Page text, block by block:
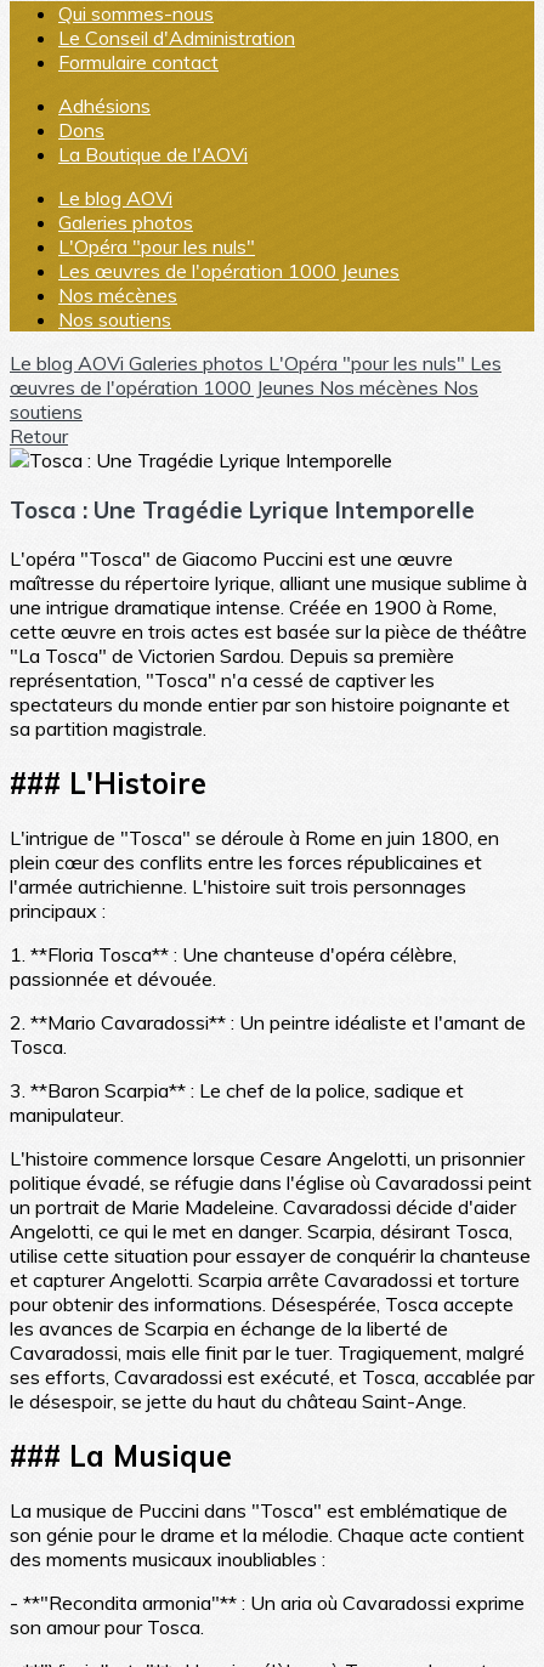
Qui sommes-nous
Le Conseil d'Administration
Formulaire contact
Adhésions
Dons
La Boutique de l'AOVi
Le blog AOVi
Galeries photos
L'Opéra "pour les nuls"
Les œuvres de l'opération 1000 Jeunes
Nos mécènes
Nos soutiens
Le blog AOVi Galeries photos L'Opéra "pour les nuls" Les
œuvres de l'opération 1000 Jeunes Nos mécènes Nos
soutiens
Retour
Tosca : Une Tragédie Lyrique Intemporelle
L'opéra "Tosca" de Giacomo Puccini est une œuvre
maîtresse du répertoire lyrique, alliant une musique sublime à
une intrigue dramatique intense. Créée en 1900 à Rome,
cette œuvre en trois actes est basée sur la pièce de théâtre
"La Tosca" de Victorien Sardou. Depuis sa première
représentation, "Tosca" n'a cessé de captiver les
spectateurs du monde entier par son histoire poignante et
sa partition magistrale.
### L'Histoire
L'intrigue de "Tosca" se déroule à Rome en juin 1800, en
plein cœur des conflits entre les forces républicaines et
l'armée autrichienne. L'histoire suit trois personnages
principaux :
1. **Floria Tosca** : Une chanteuse d'opéra célèbre,
passionnée et dévouée.
2. **Mario Cavaradossi** : Un peintre idéaliste et l'amant de
Tosca.
3. **Baron Scarpia** : Le chef de la police, sadique et
manipulateur.
L'histoire commence lorsque Cesare Angelotti, un prisonnier
politique évadé, se réfugie dans l'église où Cavaradossi peint
un portrait de Marie Madeleine. Cavaradossi décide d'aider
Angelotti, ce qui le met en danger. Scarpia, désirant Tosca,
utilise cette situation pour essayer de conquérir la chanteuse
et capturer Angelotti. Scarpia arrête Cavaradossi et torture
pour obtenir des informations. Désespérée, Tosca accepte
les avances de Scarpia en échange de la liberté de
Cavaradossi, mais elle finit par le tuer. Tragiquement, malgré
ses efforts, Cavaradossi est exécuté, et Tosca, accablée par
le désespoir, se jette du haut du château Saint-Ange.
### La Musique
La musique de Puccini dans "Tosca" est emblématique de
son génie pour le drame et la mélodie. Chaque acte contient
des moments musicaux inoubliables :
- **"Recondita armonia"** : Un aria où Cavaradossi exprime
son amour pour Tosca.